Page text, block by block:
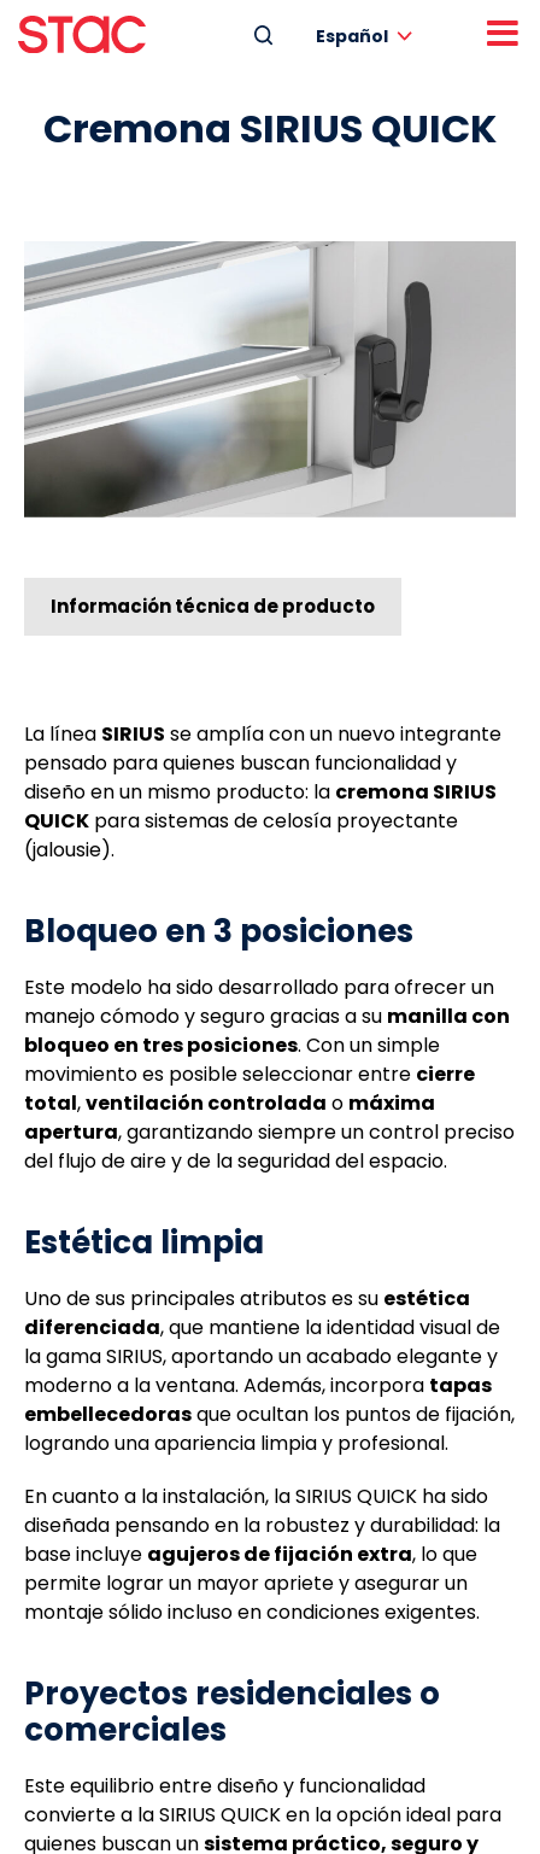
Español
Cremona SIRIUS QUICK
Información técnica de producto
La línea SIRIUS se amplía con un nuevo integrante
pensado para quienes buscan funcionalidad y
diseño en un mismo producto: la cremona SIRIUS
QUICK para sistemas de celosía proyectante
(jalousie).
Bloqueo en 3 posiciones
Este modelo ha sido desarrollado para ofrecer un
manejo cómodo y seguro gracias a su manilla con
bloqueo en tres posiciones. Con un simple
movimiento es posible seleccionar entre cierre
total,ventilación controlada o máxima
apertura, garantizando siempre un control preciso
del flujo de aire y de la seguridad del espacio.
Estética limpia
Uno de sus principales atributos es su estética
diferenciada, que mantiene la identidad visual de
la gama SIRIUS, aportando un acabado elegante y
moderno a la ventana. Además, incorpora tapas
embellecedorasque ocultan los puntos de fijación,
logrando una apariencia limpia y profesional.
En cuanto a la instalación, la SIRIUS QUICK ha sido
diseñada pensando en la robustez y durabilidad: la
base incluye agujeros de fijación extra, lo que
permite lograr un mayor apriete y asegurar un
montaje sólido incluso en condiciones exigentes.
Proyectos residenciales o
comerciales
Este equilibrio entre diseño y funcionalidad
convierte a la SIRIUS QUICK en la opción ideal para
quienes buscan unsistema práctico, seguro y